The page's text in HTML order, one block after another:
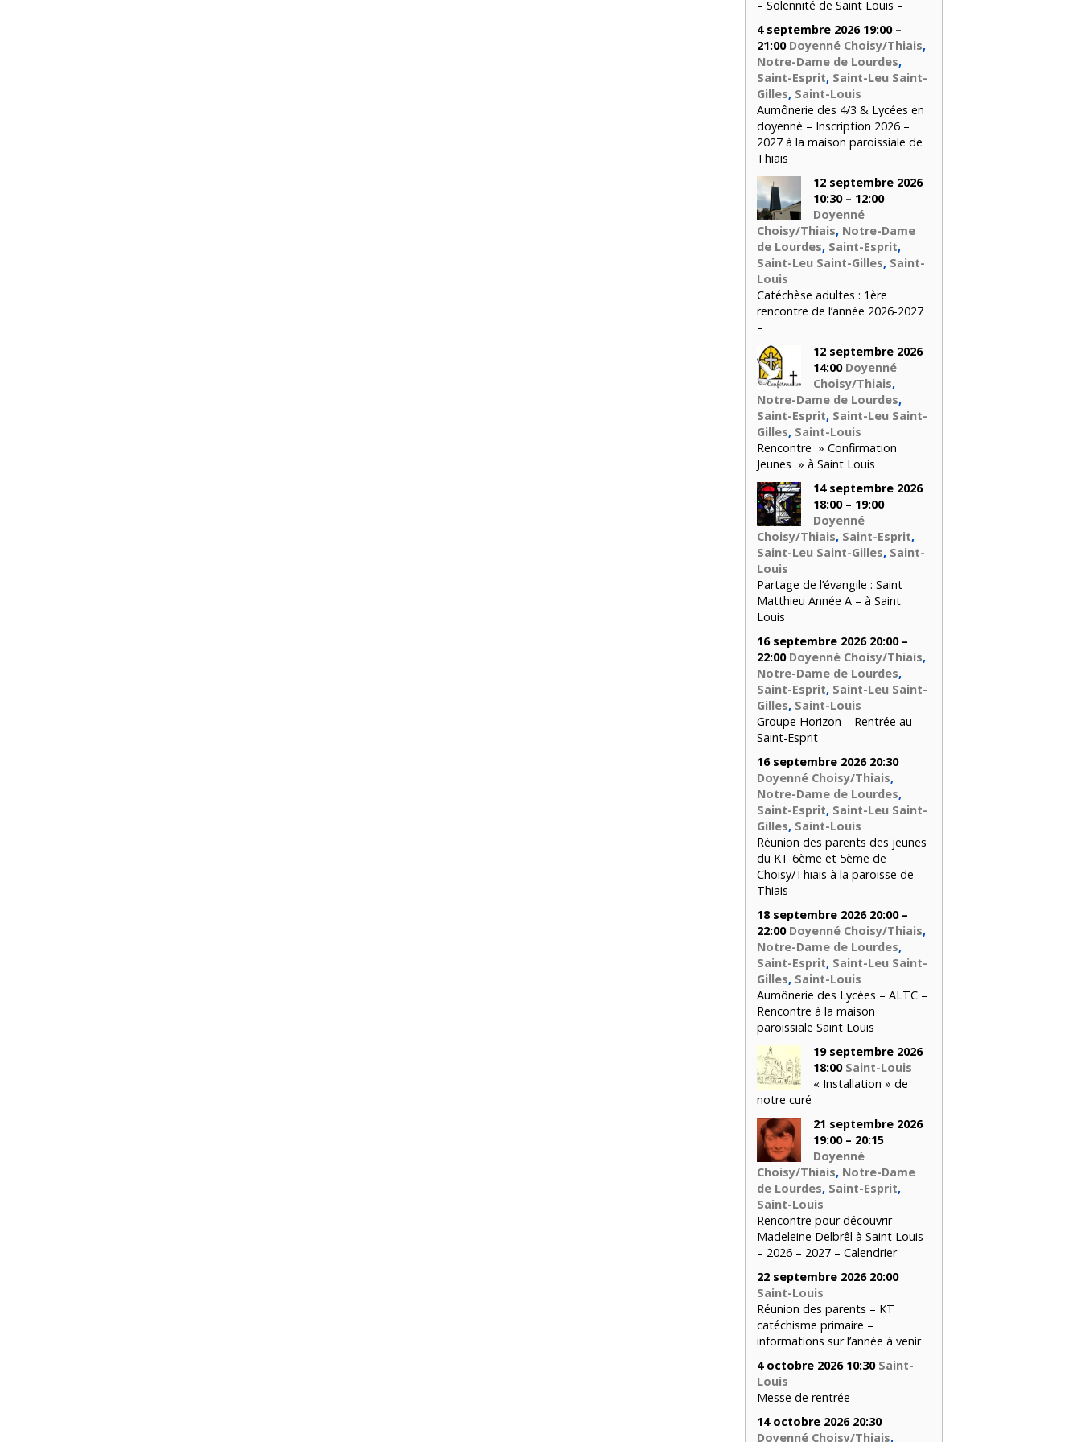
– Solennité de Saint Louis –
4 septembre 2026 19:00 –
21:00 Doyenné Choisy/Thiais,
Notre-Dame de Lourdes,
Saint-Esprit, Saint-Leu Saint-
Gilles, Saint-Louis
Aumônerie des 4/3 & Lycées en
doyenné – Inscription 2026 –
2027 à la maison paroissiale de
Thiais
12 septembre 2026
10:30 – 12:00
Doyenné
Choisy/Thiais, Notre-Dame
de Lourdes, Saint-Esprit,
Saint-Leu Saint-Gilles, Saint-
Louis
Catéchèse adultes : 1ère
rencontre de l’année 2026-2027
–
12 septembre 2026
14:00 Doyenné
Choisy/Thiais,
Notre-Dame de Lourdes,
Saint-Esprit, Saint-Leu Saint-
Gilles, Saint-Louis
Rencontre » Confirmation
Jeunes » à Saint Louis
14 septembre 2026
18:00 – 19:00
Doyenné
Choisy/Thiais, Saint-Esprit,
Saint-Leu Saint-Gilles, Saint-
Louis
Partage de l’évangile : Saint
Matthieu Année A – à Saint
Louis
16 septembre 2026 20:00 –
22:00 Doyenné Choisy/Thiais,
Notre-Dame de Lourdes,
Saint-Esprit, Saint-Leu Saint-
Gilles, Saint-Louis
Groupe Horizon – Rentrée au
Saint-Esprit
16 septembre 2026 20:30
Doyenné Choisy/Thiais,
Notre-Dame de Lourdes,
Saint-Esprit, Saint-Leu Saint-
Gilles, Saint-Louis
Réunion des parents des jeunes
du KT 6ème et 5ème de
Choisy/Thiais à la paroisse de
Thiais
18 septembre 2026 20:00 –
22:00 Doyenné Choisy/Thiais,
Notre-Dame de Lourdes,
Saint-Esprit, Saint-Leu Saint-
Gilles, Saint-Louis
Aumônerie des Lycées – ALTC –
Rencontre à la maison
paroissiale Saint Louis
19 septembre 2026
18:00 Saint-Louis
« Installation » de
notre curé
21 septembre 2026
19:00 – 20:15
Doyenné
Choisy/Thiais, Notre-Dame
de Lourdes, Saint-Esprit,
Saint-Louis
Rencontre pour découvrir
Madeleine Delbrêl à Saint Louis
– 2026 – 2027 – Calendrier
22 septembre 2026 20:00
Saint-Louis
Réunion des parents – KT
catéchisme primaire –
informations sur l’année à venir
4 octobre 2026 10:30 Saint-
Louis
Messe de rentrée
14 octobre 2026 20:30
Doyenné Choisy/Thiais,